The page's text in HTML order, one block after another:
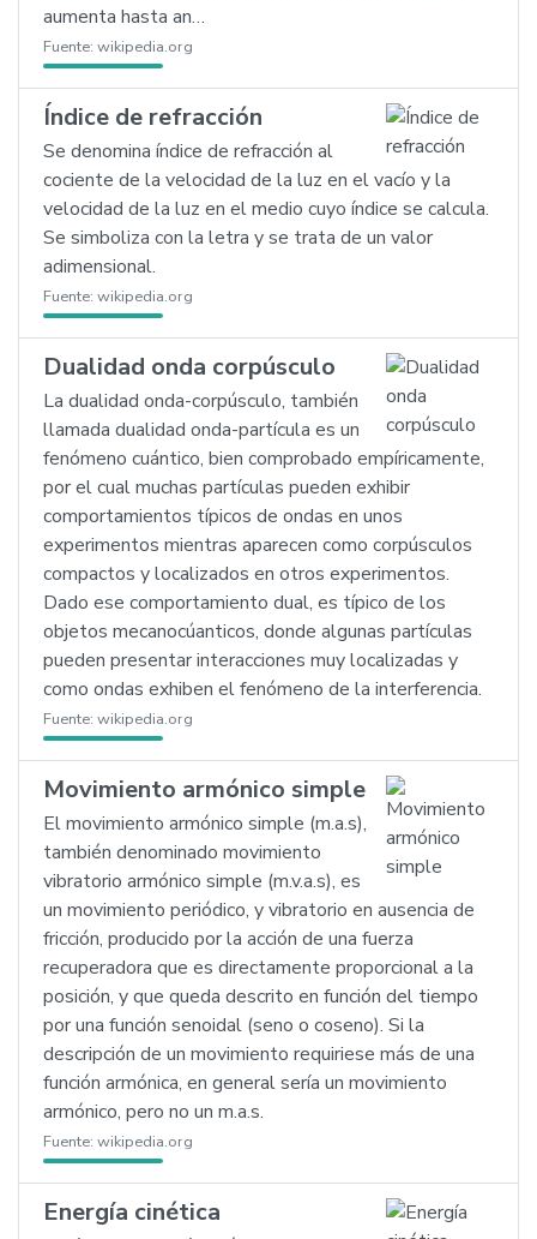
aumenta hasta an…
Fuente: wikipedia.org
Índice de refracción
Se denomina índice de refracción al
cociente de la velocidad de la luz en el vacío y la
velocidad de la luz en el medio cuyo índice se calcula.
Se simboliza con la letra y se trata de un valor
adimensional.
Fuente: wikipedia.org
Dualidad onda corpúsculo
La dualidad onda-corpúsculo, también
llamada dualidad onda-partícula es un
fenómeno cuántico, bien comprobado empíricamente,
por el cual muchas partículas pueden exhibir
comportamientos típicos de ondas en unos
experimentos mientras aparecen como corpúsculos
compactos y localizados en otros experimentos.
Dado ese comportamiento dual, es típico de los
objetos mecanocúanticos, donde algunas partículas
pueden presentar interacciones muy localizadas y
como ondas exhiben el fenómeno de la interferencia.
Fuente: wikipedia.org
Movimiento armónico simple
El movimiento armónico simple (m.a.s),
también denominado movimiento
vibratorio armónico simple (m.v.a.s), es
un movimiento periódico, y vibratorio en ausencia de
fricción, producido por la acción de una fuerza
recuperadora que es directamente proporcional a la
posición, y que queda descrito en función del tiempo
por una función senoidal (seno o coseno). Si la
descripción de un movimiento requiriese más de una
función armónica, en general sería un movimiento
armónico, pero no un m.a.s.
Fuente: wikipedia.org
Energía cinética